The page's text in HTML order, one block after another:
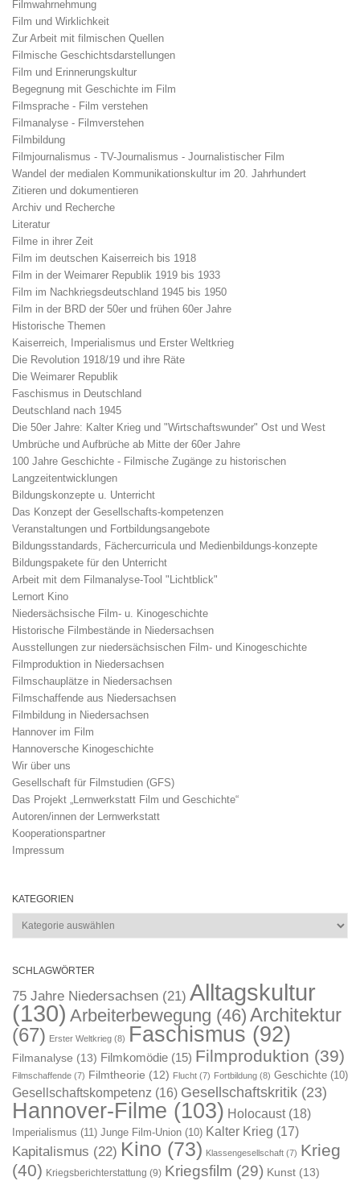
Filmwahrnehmung
Film und Wirklichkeit
Zur Arbeit mit filmischen Quellen
Filmische Geschichtsdarstellungen
Film und Erinnerungskultur
Begegnung mit Geschichte im Film
Filmsprache - Film verstehen
Filmanalyse - Filmverstehen
Filmbildung
Filmjournalismus - TV-Journalismus - Journalistischer Film
Wandel der medialen Kommunikationskultur im 20. Jahrhundert
Zitieren und dokumentieren
Archiv und Recherche
Literatur
Filme in ihrer Zeit
Film im deutschen Kaiserreich bis 1918
Film in der Weimarer Republik 1919 bis 1933
Film im Nachkriegsdeutschland 1945 bis 1950
Film in der BRD der 50er und frühen 60er Jahre
Historische Themen
Kaiserreich, Imperialismus und Erster Weltkrieg
Die Revolution 1918/19 und ihre Räte
Die Weimarer Republik
Faschismus in Deutschland
Deutschland nach 1945
Die 50er Jahre: Kalter Krieg und "Wirtschaftswunder" Ost und West
Umbrüche und Aufbrüche ab Mitte der 60er Jahre
100 Jahre Geschichte - Filmische Zugänge zu historischen
Langzeitentwicklungen
Bildungskonzepte u. Unterricht
Das Konzept der Gesellschafts-kompetenzen
Veranstaltungen und Fortbildungsangebote
Bildungsstandards, Fächercurricula und Medienbildungs-konzepte
Bildungspakete für den Unterricht
Arbeit mit dem Filmanalyse-Tool "Lichtblick"
Lernort Kino
Niedersächsische Film- u. Kinogeschichte
Historische Filmbestände in Niedersachsen
Ausstellungen zur niedersächsischen Film- und Kinogeschichte
Filmproduktion in Niedersachsen
Filmschauplätze in Niedersachsen
Filmschaffende aus Niedersachsen
Filmbildung in Niedersachsen
Hannover im Film
Hannoversche Kinogeschichte
Wir über uns
Gesellschaft für Filmstudien (GFS)
Das Projekt „Lernwerkstatt Film und Geschichte“
Autoren/innen der Lernwerkstatt
Kooperationspartner
Impressum
KATEGORIEN
Kategorien
SCHLAGWÖRTER
75 Jahre Niedersachsen (21) Alltagskultur
(130) Arbeiterbewegung (46) Architektur
(67) Erster Weltkrieg (8) Faschismus (92)
Filmanalyse (13) Filmkomödie (15) Filmproduktion (39)
Filmschaffende (7) Filmtheorie (12) Flucht (7) Fortbildung (8) Geschichte (10)
Gesellschaftskompetenz (16) Gesellschaftskritik (23)
Hannover-Filme (103) Holocaust(18)
Imperialismus (11) Junge Film-Union (10) Kalter Krieg (17)
Kapitalismus (22) Kino (73) Klassengesellschaft (7) Krieg
(40) Kriegsberichterstattung (9) Kriegsfilm (29) Kunst (13)